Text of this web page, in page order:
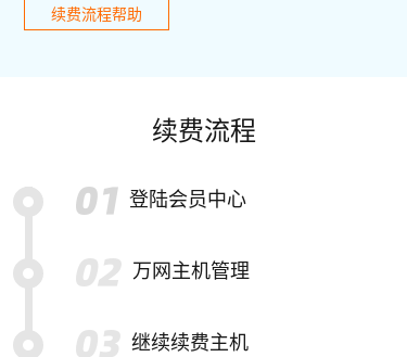
续费流程帮助
续费流程
登陆会员中心
万网主机管理
继续续费主机